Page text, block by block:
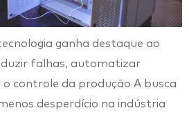
ganha destaque ao
falhas, automatizar
controle da produção A busca
desperdício na indústria